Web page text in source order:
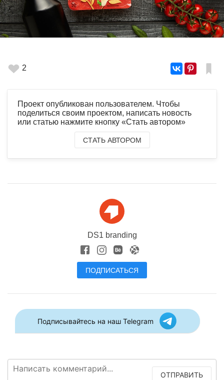
2
Проект опубликован пользователем. Чтобы
поделиться своим проектом, написать новость
или статью нажмите кнопку «Стать автором»
СТАТЬ АВТОРОМ
DS1 branding
ПОДПИСАТЬСЯ
Подписывайтесь на наш Telegram
ОТПРАВИТЬ